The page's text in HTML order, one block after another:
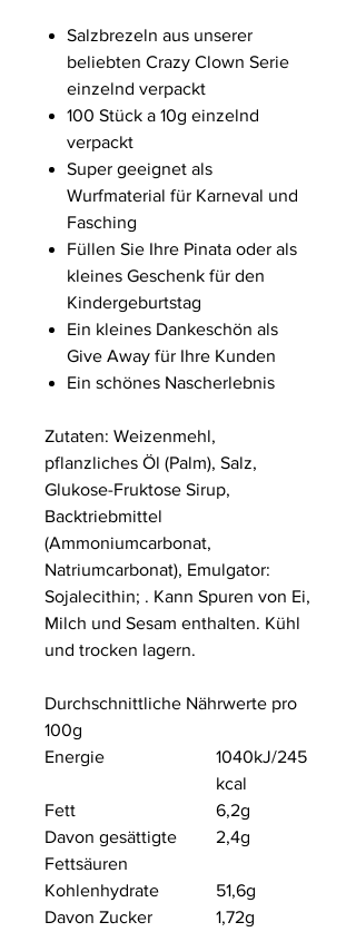
Salzbrezeln aus unserer
beliebten Crazy Clown Serie
einzelnd verpackt
100 Stück a 10g einzelnd
verpackt
Super geeignet als
Wurfmaterial für Karneval und
Fasching
Füllen Sie Ihre Pinata oder als
kleines Geschenk für den
Kindergeburtstag
Ein kleines Dankeschön als
Give Away für Ihre Kunden
Ein schönes Nascherlebnis
Zutaten: Weizenmehl,
pflanzliches Öl (Palm), Salz,
Glukose-Fruktose Sirup,
Backtriebmittel
(Ammoniumcarbonat,
Natriumcarbonat), Emulgator:
Sojalecithin; . Kann Spuren von Ei,
Milch und Sesam enthalten. Kühl
und trocken lagern.
Durchschnittliche Nährwerte pro
100g
Energie
1040kJ/245
kcal
Fett
Davon gesättigte
Fettsäuren
6,2g
2,4g
Kohlenhydrate
Davon Zucker
51,6g
1,72g